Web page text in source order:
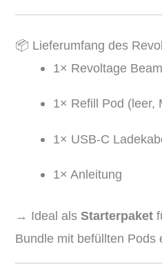
📦 Lieferumfang des
1× Revoltage
1× Refill Pod (leer,
1× USB-C
1× Anleitung
→ Ideal alsStarterpaket
Bundle mit befüllten Pods